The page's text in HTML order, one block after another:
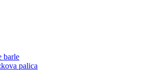
barle